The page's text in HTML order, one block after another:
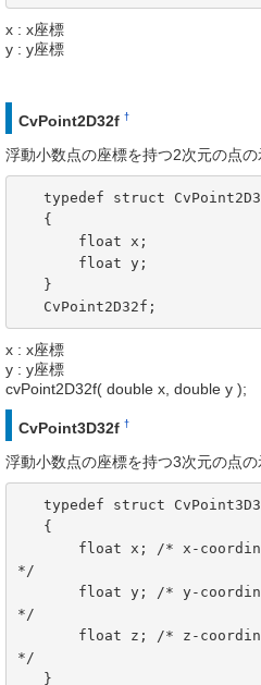
x : x座標
y : y座標
CvPoint2D32f †
浮動小数点の座標を持つ2次元の点の
   CvPoint2D32f;
x : x座標
y : y座標
cvPoint2D32f( double x, double y );
CvPoint3D32f †
浮動小数点の座標を持つ3次元の点の
*/
*/
*/